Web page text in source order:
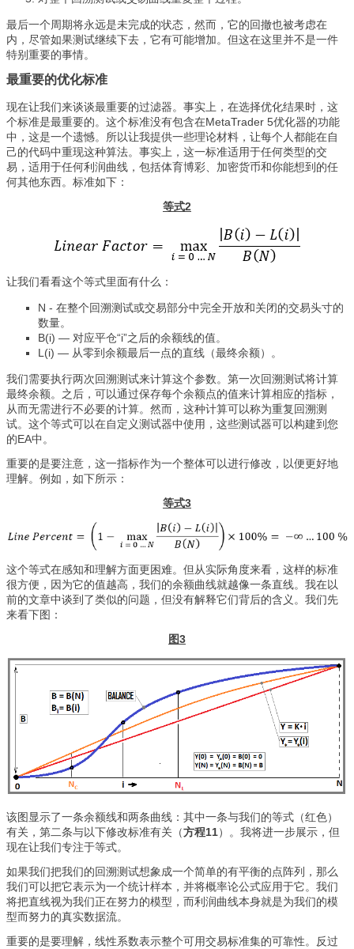
最后一个周期将永远是未完成的状态，然而，它的回撤也被考虑在
内，尽管如果测试继续下去，它有可能增加。但这在这里并不是一件
特别重要的事情。
最重要的优化标准
现在让我们来谈谈最重要的过滤器。事实上，在选择优化结果时，这
个标准是最重要的。这个标准没有包含在MetaTrader 5优化器的功能
中，这是一个遗憾。所以让我提供一些理论材料，让每个人都能在自
己的代码中重现这种算法。事实上，这一标准适用于任何类型的交
易，适用于任何利润曲线，包括体育博彩、加密货币和你能想到的任
何其他东西。标准如下：
等式2
让我们看看这个等式里面有什么：
N - 在整个回溯测试或交易部分中完全开放和关闭的交易头寸的
数量。
B(i) — 对应平仓“i”之后的余额线的值。
L(i) — 从零到余额最后一点的直线（最终余额）。
我们需要执行两次回溯测试来计算这个参数。第一次回溯测试将计算
最终余额。之后，可以通过保存每个余额点的值来计算相应的指标，
从而无需进行不必要的计算。然而，这种计算可以称为重复回溯测
试。这个等式可以在自定义测试器中使用，这些测试器可以构建到您
的EA中。
重要的是要注意，这一指标作为一个整体可以进行修改，以便更好地
理解。例如，如下所示：
等式3
这个等式在感知和理解方面更困难。但从实际角度来看，这样的标准
很方便，因为它的值越高，我们的余额曲线就越像一条直线。我在以
前的文章中谈到了类似的问题，但没有解释它们背后的含义。我们先
来看下图：
图3
该图显示了一条余额线和两条曲线：其中一条与我们的等式（红色）
有关，第二条与以下修改标准有关（方程11）。我将进一步展示，但
现在让我们专注于等式。
如果我们把我们的回溯测试想象成一个简单的有平衡的点阵列，那么
我们可以把它表示为一个统计样本，并将概率论公式应用于它。我们
将把直线视为我们正在努力的模型，而利润曲线本身就是为我们的模
型而努力的真实数据流。
重要的是要理解，线性系数表示整个可用交易标准集的可靠性。反过